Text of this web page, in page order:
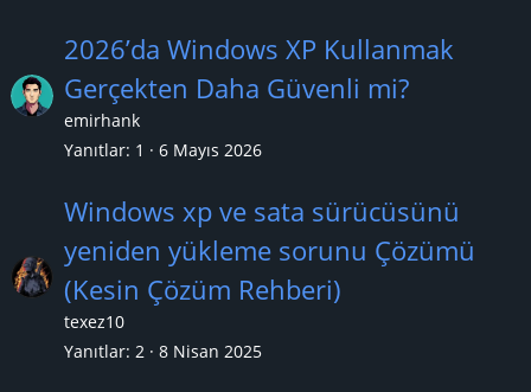
2026’da Windows XP Kullanmak
Gerçekten Daha Güvenli mi?
emirhank
Yanıtlar 1 6 Mayıs 2026
Windows xp ve sata sürücüsünü
yeniden yükleme sorunu Çözümü
(Kesin Çözüm Rehberi)
texez10
Yanıtlar 2 8 Nisan 2025